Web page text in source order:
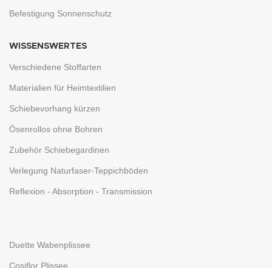
Befestigung Sonnenschutz
WISSENSWERTES
Verschiedene Stoffarten
Materialien für Heimtextilien
Schiebevorhang kürzen
Ösenrollos ohne Bohren
Zubehör Schiebegardinen
Verlegung Naturfaser-Teppichböden
Reflexion - Absorption - Transmission
Duette Wabenplissee
Cosiflor Plissee